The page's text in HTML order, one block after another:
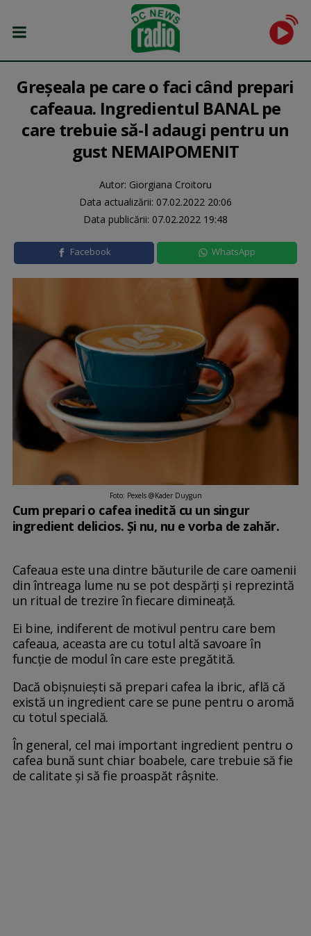
Greșeala pe care o faci când prepari
cafeaua. Ingredientul BANAL pe
care trebuie să-l adaugi pentru un
gust NEMAIPOMENIT
Autor: Giorgiana Croitoru
Data actualizării: 07.02.2022 20:06
Data publicării: 07.02.2022 19:48
Facebook WhatsApp
Foto: Pexels @Kader Duygun
Cum prepari o cafea inedită cu un singur
ingredient delicios. Și nu, nu e vorba de zahăr.
Cafeaua este una dintre băuturile de care oamenii
din întreaga lume nu se pot despărți și reprezintă
un ritual de trezire în fiecare dimineață.
Ei bine, indiferent de motivul pentru care bem
cafeaua, aceasta are cu totul altă savoare în
funcție de modul în care este pregătită.
Dacă obișnuiești să prepari cafea la ibric, află că
există un ingredient care se pune pentru o aromă
cu totul specială.
În general, cel mai important ingredient pentru o
cafea bună sunt chiar boabele, care trebuie să fie
de calitate și să fie proaspăt râșnite.